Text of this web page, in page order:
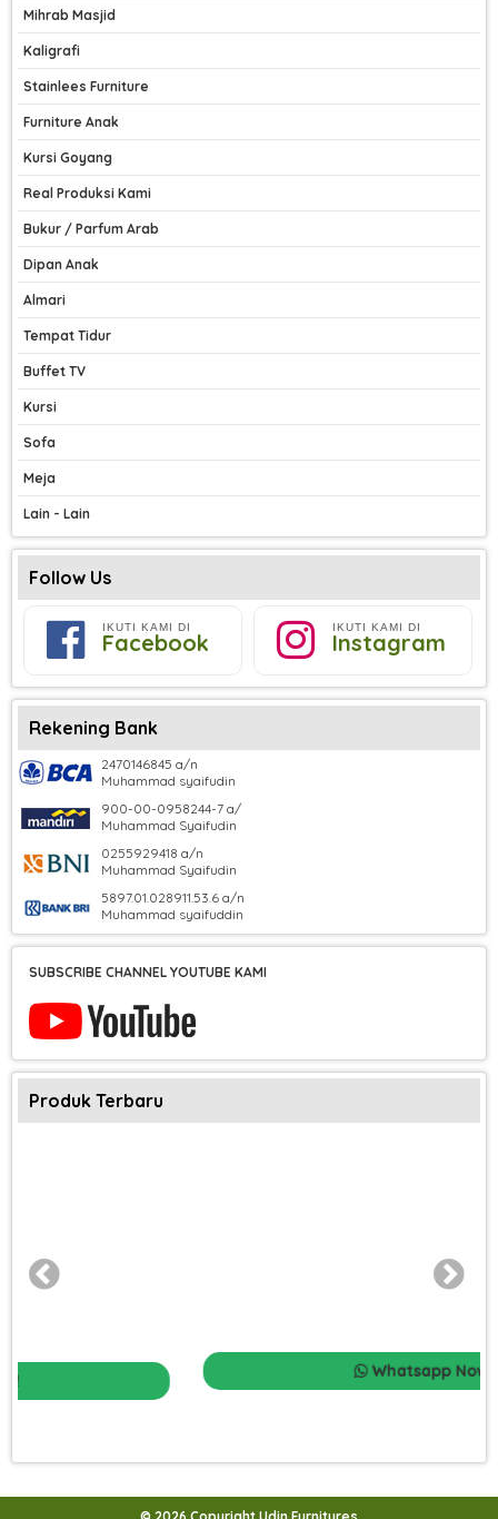
Mihrab Masjid
Kaligrafi
Stainlees Furniture
Furniture Anak
Kursi Goyang
Real Produksi Kami
Bukur / Parfum Arab
Dipan Anak
Almari
Tempat Tidur
Buffet TV
Kursi
Sofa
Meja
Lain - Lain
Follow Us
IKUTI KAMI DI
Facebook
IKUTI KAMI DI
Instagram
Rekening Bank
2470146845 a/n
Muhammad syaifudin
900-00-0958244-7 a/
Muhammad Syaifudin
0255929418 a/n
Muhammad Syaifudin
5897.01.028911.53.6 a/n
Muhammad syaifuddin
SUBSCRIBE CHANNEL YOUTUBE KAMI
Produk Terbaru